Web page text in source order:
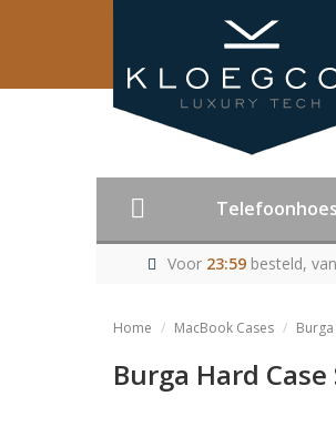
Voor 23:59besteld,
Home MacBook Cases
Burga Hard